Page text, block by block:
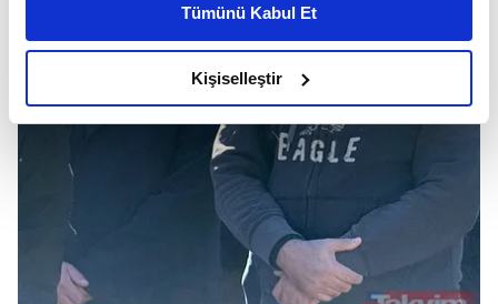
daha iyi reklam deneyimi yaşatabiliriz. Bunu yaparken
amacımızın size daha iyi bir reklam deneyimi sunmak
olduğunu ve sizlere en iyi içerikleri sunabilmek adına
elimizden gelen çabayı gösterdiğimizi ve bu noktada,
reklamların maliyetlerimizi karşılamak noktasında tek gelir
kalemimiz olduğunu sizlere hatırlatmak isteriz.
Her halükârda, kullanıcılar, bu çerezlere izin vermedikleri
takdirde, kullanıcılara hedefli reklamlar
gösterilmeyecektir."
Tümünü Kabul Et
Kişiselleştir